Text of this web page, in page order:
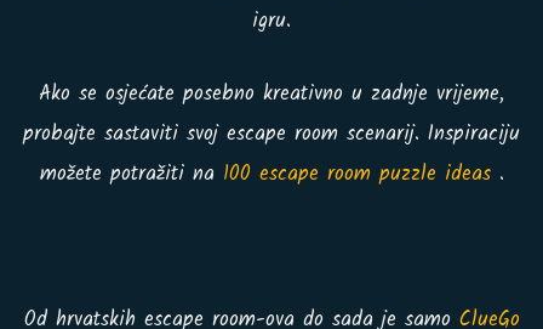
igru.
Ako se osjećate posebno kreativno u zadnje vrijeme,
probajte sastaviti svoj escape room scenarij. Inspiraciju
možete potražiti na 100 escape room puzzle ideas .
Od hrvatskih escape room-ova do sada je samo ClueGo